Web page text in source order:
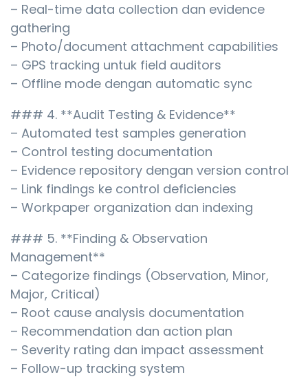
– Real-time data collection dan evidence
gathering
– Photo/document attachment capabilities
– GPS tracking untuk field auditors
– Offline mode dengan automatic sync
### 4. **Audit Testing & Evidence**
– Automated test samples generation
– Control testing documentation
– Evidence repository dengan version control
– Link findings ke control deficiencies
– Workpaper organization dan indexing
### 5. **Finding & Observation
Management**
– Categorize findings (Observation, Minor,
Major, Critical)
– Root cause analysis documentation
– Recommendation dan action plan
– Severity rating dan impact assessment
– Follow-up tracking system